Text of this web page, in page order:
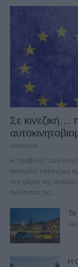
Σε κινεζική…
06/08/2026
Η "εισβολή" των
αποτελεί πλέον μια
τον χάρτη της
πιέζοντας τις...
Το
04/
Η